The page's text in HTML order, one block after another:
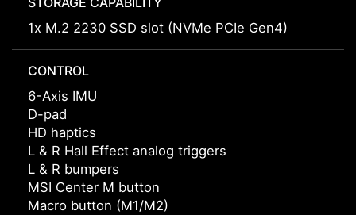
1x M.2 2230 SSD slot (NVMe PCIe Gen4)
CONTROL
6-Axis IMU
D-pad
HD haptics
L & R Hall Effect analog triggers
L & R bumpers
MSI Center M button
Macro button (M1/M2)